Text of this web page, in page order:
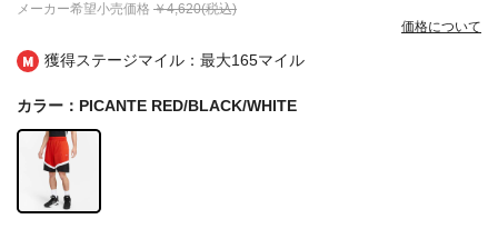
獲得ステージマイル：最大165マイル
メーカー希望小売価格 ￥4,620(税込)
価格について
カラー：PICANTE RED/BLACK/WHITE